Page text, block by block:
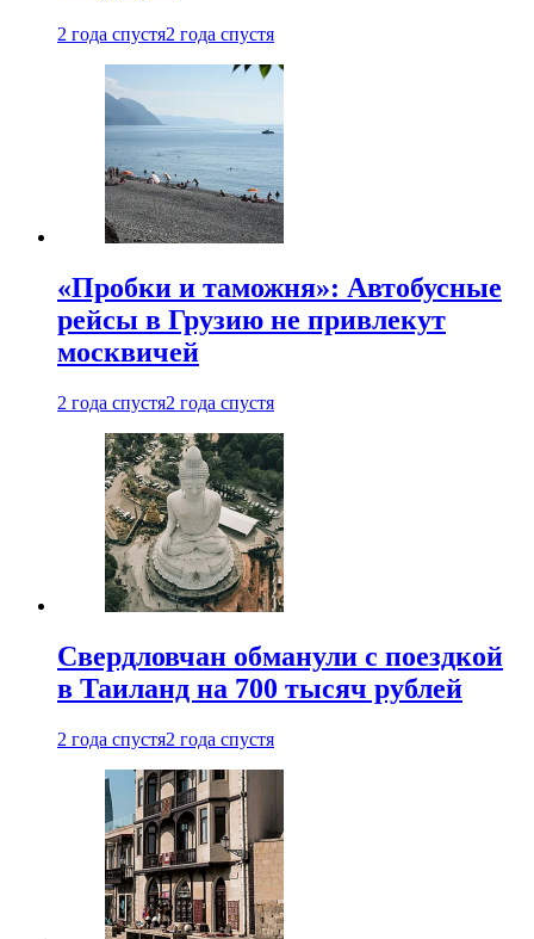
2 года спустя2 года спустя
«Пробки и таможня»: Автобусные
рейсы в Грузию не привлекут
москвичей
2 года спустя2 года спустя
Свердловчан обманули с поездкой
в Таиланд на 700 тысяч рублей
2 года спустя2 года спустя